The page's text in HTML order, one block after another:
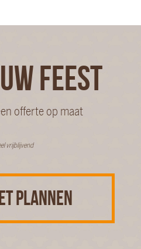
FEEST
offerte op maat
vrijblijvend
PLANNEN